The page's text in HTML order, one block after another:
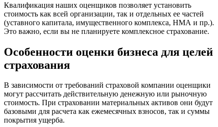
Квалификация наших оценщиков позволяет установить
стоимость как всей организации, так и отдельных ее частей
(уставного капитала, имущественного комплекса, НМА и пр.).
Это важно, если вы не планируете комплексное страхование.
Особенности оценки бизнеса для целей
страхования
В зависимости от требований страховой компании оценщики
могут рассчитать действительную денежную или рыночную
стоимость. При страховании материальных активов они будут
базовыми для расчета как ежемесячных взносов, так и суммы
покрытия ущерба.
Вельск
Верещагино
Верхний Уфалей
Верхняя Салда
Видное
Владикавказ
Владимир
Волгоград
Волгодонск